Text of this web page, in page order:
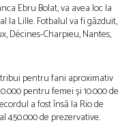
Ebru Bolat, va avea loc la
la Lille. Fotbalul va fi găzduit,
Décines-Charpieu, Nantes,
pentru fani aproximativ
pentru femei și 10.000 de
a fost însă la Rio de
450.000 de prezervative.